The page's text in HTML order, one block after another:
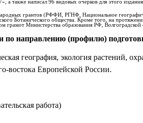
также написал 96 видовых очерков для этого издания.
грантов (РФФИ, РГНФ, Национальное
Ботанического общества. Кроме того, на
грамот Министерства образования РФ,
по направлению (профилю)
география, экология растений,
востока Европейской России.
работа)